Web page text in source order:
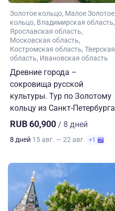
Золотое кольцо Малое Золотое
кольцо Владимирская область
Ярославская область
Московская область
Костромская область Тверская
область Ивановская область
Древние города –
сокровища русской
культуры. Тур по Золотому
кольцу из Санкт-Петербурга
RUB 60,900 / 8 дней
8 дней 15 авг. — 22 авг. +1